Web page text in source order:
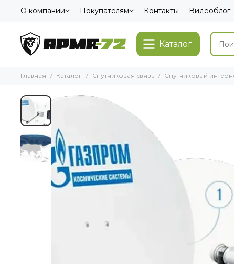
О компании Покупателям Контакты Видеоблог
Каталог
Главная Каталог Спутниковая связь Спутниковый